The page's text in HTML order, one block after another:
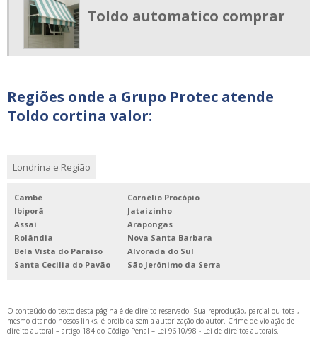
Toldo automatico comprar
Regiões onde a Grupo Protec atende
Toldo cortina valor:
Londrina e Região
Cambé
Cornélio Procópio
Ibiporã
Jataizinho
Assaí
Arapongas
Rolândia
Nova Santa Barbara
Bela Vista do Paraíso
Alvorada do Sul
Santa Cecilia do Pavão
São Jerônimo da Serra
O conteúdo do texto desta página é de direito reservado. Sua reprodução, parcial ou total,
mesmo citando nossos links, é proibida sem a autorização do autor. Crime de violação de
direito autoral – artigo 184 do Código Penal – Lei 9610/98 - Lei de direitos autorais.